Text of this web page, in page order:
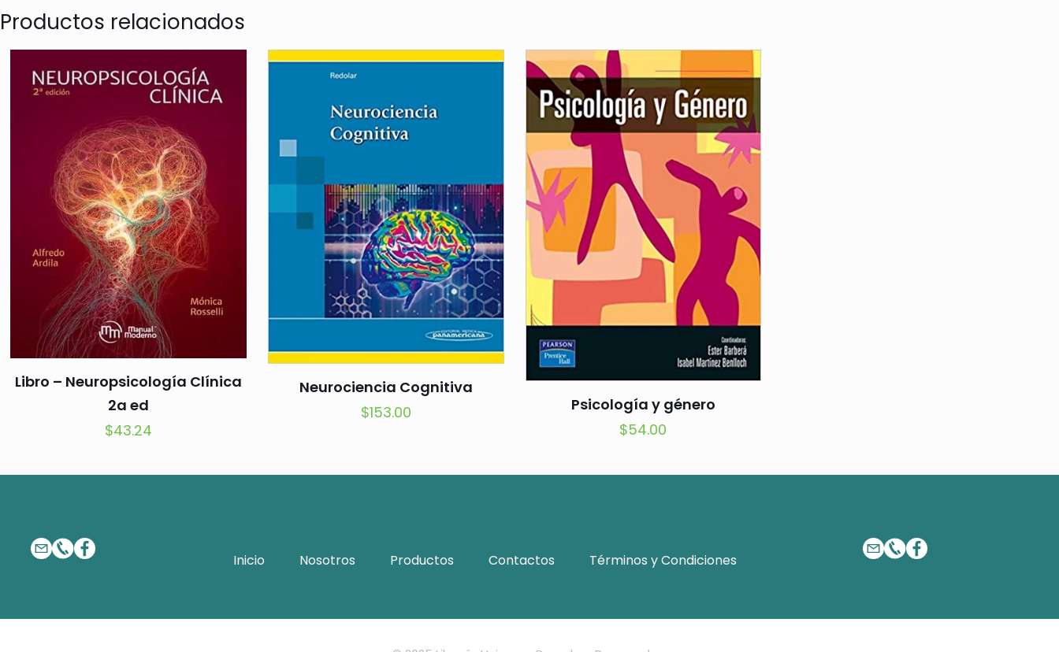
Productos relacionados
Libro – Neuropsicología Clínica
2a ed
$43.24
Neurociencia Cognitiva
$153.00
Psicología y género
$54.00
Inicio Nosotros Productos Contactos Términos y Condiciones